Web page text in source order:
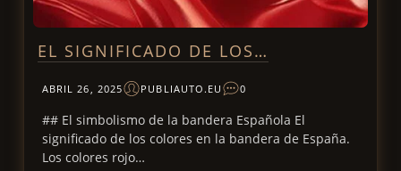
EL SIGNIFICADO DE LOS…
ABRIL 26, 2025 PUBLIAUTO.EU 0
## El simbolismo de la bandera Española El
significado de los colores en la bandera de España.
Los colores rojo…